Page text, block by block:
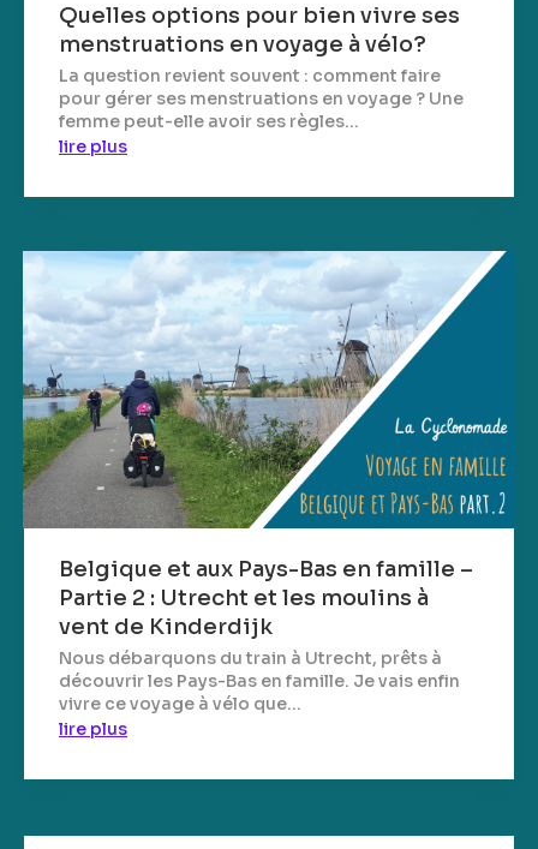
Quelles options pour bien vivre ses
menstruations en voyage à vélo?
La question revient souvent : comment faire
pour gérer ses menstruations en voyage ? Une
femme peut-elle avoir ses règles...
lire plus
Belgique et aux Pays-Bas en famille –
Partie 2 : Utrecht et les moulins à
vent de Kinderdijk
Nous débarquons du train à Utrecht, prêts à
découvrir les Pays-Bas en famille. Je vais enfin
vivre ce voyage à vélo que...
lire plus